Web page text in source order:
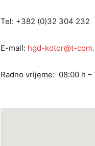
Tel: +382 (0)32 304 232
E-mail: hgd-kotor@t-
Radno vrijeme: 08:00 h –